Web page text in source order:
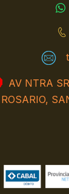
AV NTRA
ROSARIO,